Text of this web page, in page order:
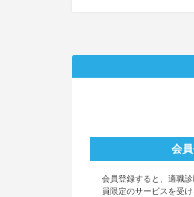
会
会員登録すると、 適職
員限定のサービスを受け